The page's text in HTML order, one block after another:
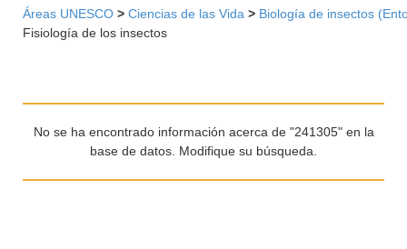
Áreas UNESCO > Ciencias de las Vida > Biología de insectos
Fisiología de los insectos
No se ha encontrado información acerca de "241305" en la
base de datos. Modifique su búsqueda.